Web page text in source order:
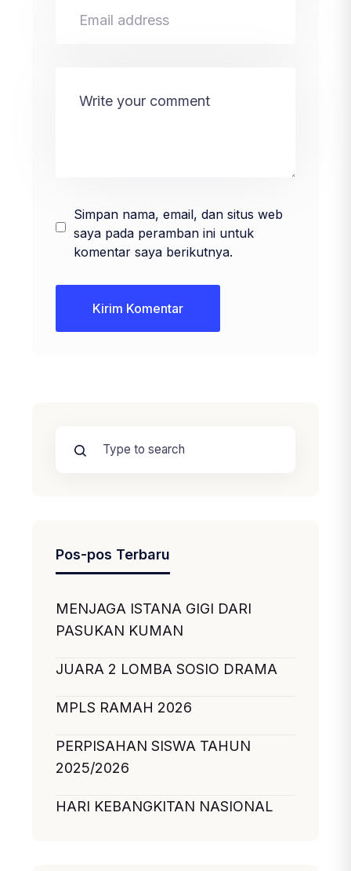
Simpan nama, email, dan situs web
saya pada peramban ini untuk
komentar saya berikutnya.
Pos-pos Terbaru
MENJAGA ISTANA GIGI DARI
PASUKAN KUMAN
JUARA 2 LOMBA SOSIO DRAMA
MPLS RAMAH 2026
PERPISAHAN SISWA TAHUN
2025/2026
HARI KEBANGKITAN NASIONAL